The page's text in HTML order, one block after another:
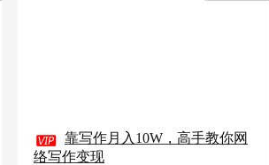
 靠写作月入10W，高手教你网
络写作变现